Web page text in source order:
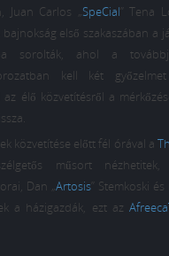
Juan Carlos „SpeCial ” Tena
bajnokság első szakaszában a
sorolták, ahol a
kell két
az élő közvetítésről a
közvetítése előtt fél órával a
műsort
Dan „Artosis ” Stemkoski
a házigazdák, ezt az